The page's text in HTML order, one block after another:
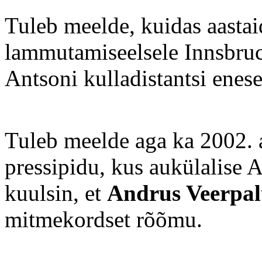
Tuleb meelde, kuidas
lammutamiseelsele
Antsoni kulladistantsi
Tuleb meelde aga ka
pressipidu, kus aukülalise
kuulsin, et Andrus
mitmekordset rõõmu.